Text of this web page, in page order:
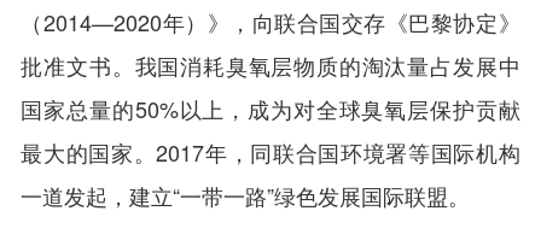
（2014—2020年）》，向联合国交存《巴黎协定》
批准文书。我国消耗臭氧层物质的淘汰量占发展中
国家总量的50%以上，成为对全球臭氧层保护贡献
最大的国家。2017年，同联合国环境署等国际机构
一道发起，建立“一带一路”绿色发展国际联盟。